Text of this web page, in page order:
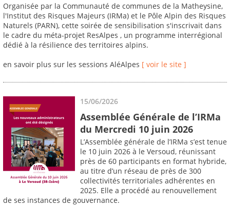
Organisée par la Communauté de communes de la Matheysine,
l'Institut des Risques Majeurs (IRMa) et le Pôle Alpin des Risques
Naturels (PARN), cette soirée de sensibilisation s'inscrivait dans
le cadre du méta-projet ResAlpes , un programme interrégional
dédié à la résilience des territoires alpins.
en savoir plus sur les sessions AléAlpes [ voir le site ]
15/06/2026
Assemblée Générale de l’IRMa
du Mercredi 10 juin 2026
L’Assemblée générale de l’IRMa s’est tenue
le 10 juin 2026 à le Versoud, réunissant
près de 60 participants en format hybride,
au titre d’un réseau de près de 300
collectivités territoriales adhérentes en
2025. Elle a procédé au renouvellement
de ses instances de gouvernance.